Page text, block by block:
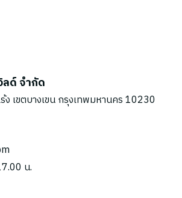
ลด์ จำกัด
เขตบางเขน กรุงเทพมหานคร 10230
น.